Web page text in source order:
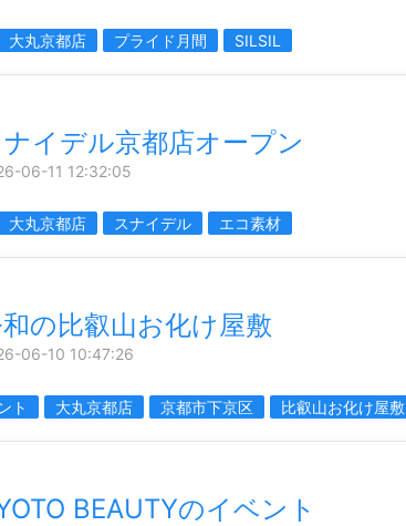
大丸京都店 プライド月間 SILSIL
イデル京都店オープン
06-11 12:32:05
大丸京都店 スナイデル エコ素材
の比叡山お化け屋敷
06-10 10:47:26
ト 大丸京都店 京都市下京区 比叡山お化け屋敷
BEAUTYのイベント